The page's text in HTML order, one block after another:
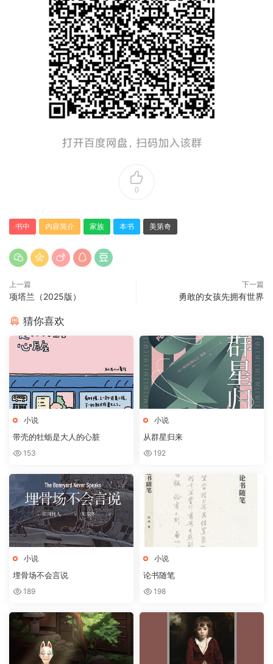
0
书中 内容简介 家族 本书 美第奇
上一篇
项塔兰（2025版）
下一篇
勇敢的女孩先拥有世界
猜你喜欢
小说
带壳的牡蛎是大人的心脏
153
小说
从群星归来
192
小说
埋骨场不会言说
189
小说
论书随笔
198